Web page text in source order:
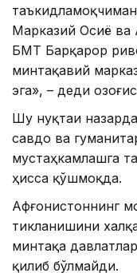
Марказий Осиё ва
БМТ Барқарор
минтақавий
эга», – деди
Шу нуқтаи
савдо ва
мустаҳкамлашга
ҳисса қўшмоқда.
Афғонистоннинг
тикланишини
минтақа
қилиб бўлмайди.